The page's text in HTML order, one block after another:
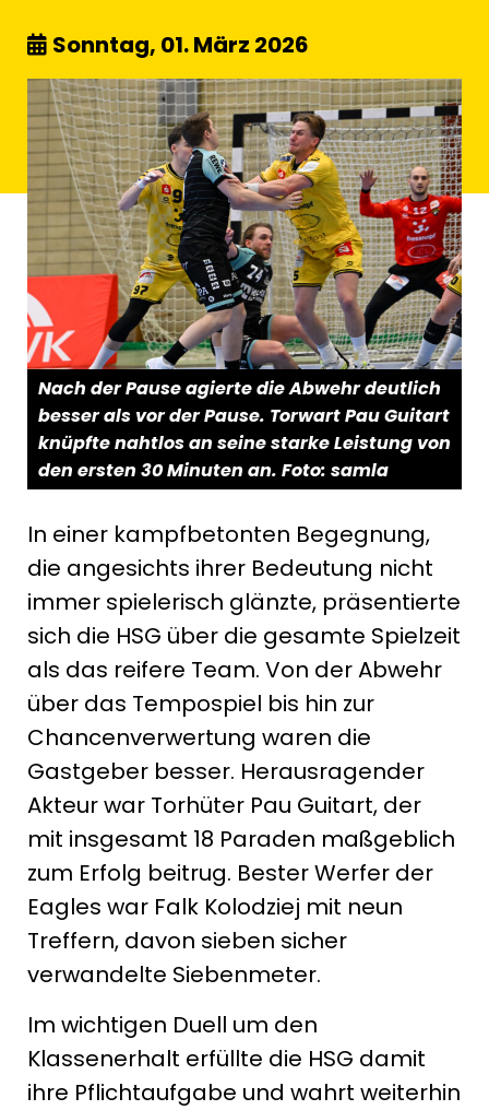
Sonntag, 01. März 2026
Nach der Pause agierte die Abwehr deutlich
besser als vor der Pause. Torwart Pau Guitart
knüpfte nahtlos an seine starke Leistung von
den ersten 30 Minuten an. Foto: samla
In einer kampfbetonten Begegnung,
die angesichts ihrer Bedeutung nicht
immer spielerisch glänzte, präsentierte
sich die HSG über die gesamte Spielzeit
als das reifere Team. Von der Abwehr
über das Tempospiel bis hin zur
Chancenverwertung waren die
Gastgeber besser. Herausragender
Akteur war Torhüter Pau Guitart, der
mit insgesamt 18 Paraden maßgeblich
zum Erfolg beitrug. Bester Werfer der
Eagles war Falk Kolodziej mit neun
Treffern, davon sieben sicher
verwandelte Siebenmeter.
Im wichtigen Duell um den
Klassenerhalt erfüllte die HSG damit
ihre Pflichtaufgabe und wahrt weiterhin